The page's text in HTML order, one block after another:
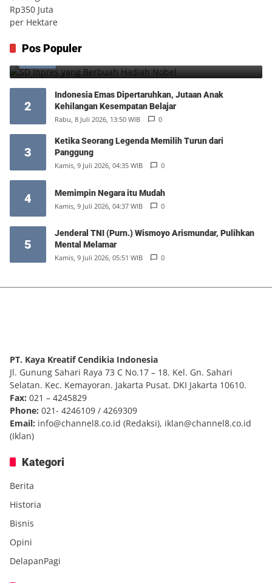
Pos Populer
1 SD Inpres yang Berbuah Hadiah Nobel
2
Indonesia Emas Dipertaruhkan, Jutaan Anak
Kehilangan Kesempatan Belajar
Rabu, 8 Juli 2026, 13:50 WIB 0
3
Ketika Seorang Legenda Memilih Turun dari
Panggung
Kamis, 9 Juli 2026, 04:35 WIB 0
4 Memimpin Negara itu Mudah
Kamis, 9 Juli 2026, 04:37 WIB 0
5
Jenderal TNI (Purn.) Wismoyo Arismundar, Pulihkan
Mental Melamar
Kamis, 9 Juli 2026, 05:51 WIB 0
PT. Kaya Kreatif Cendikia Indonesia
Jl. Gunung Sahari Raya 73 C No.17 – 18. Kel. Gn. Sahari
Selatan. Kec. Kemayoran. Jakarta Pusat. DKI Jakarta 10610.
Fax: 021 – 4245829
Phone: 021- 4246109 / 4269309
Email: info@channel8.co.id (Redaksi), iklan@channel8.co.id
(Iklan)
Kategori
Berita
Historia
Bisnis
Opini
DelapanPagi